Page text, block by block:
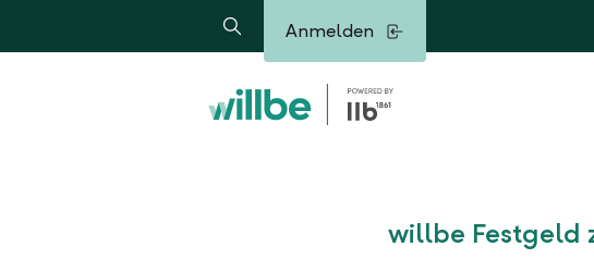
Suche Anmelden
willbe Festgeld